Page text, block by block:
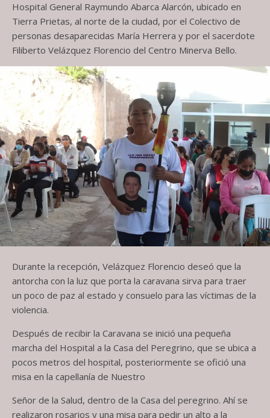
Hospital General Raymundo Abarca Alarcón, ubicado en
Tierra Prietas, al norte de la ciudad, por el Colectivo de
personas desaparecidas María Herrera y por el sacerdote
Filiberto Velázquez Florencio del Centro Minerva Bello.
Durante la recepción, Velázquez Florencio deseó que la
antorcha con la luz que porta la caravana sirva para traer
un poco de paz al estado y consuelo para las víctimas de la
violencia.
Después de recibir la Caravana se inició una pequeña
marcha del Hospital a la Casa del Peregrino, que se ubica a
pocos metros del hospital, posteriormente se ofició una
misa en la capellanía de Nuestro
Señor de la Salud, dentro de la Casa del peregrino. Ahí se
realizaron rosarios y una misa para pedir un alto a la